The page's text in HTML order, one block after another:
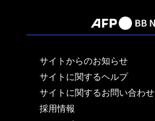
サイトからのお知らせ
サイトに関するヘルプ
サイトに関するお問い合わせ
採用情報